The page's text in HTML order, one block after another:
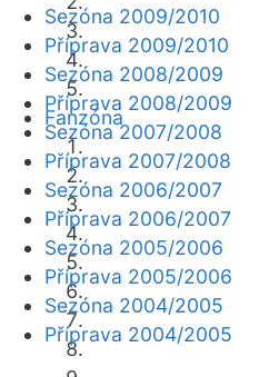
Fanzóna
Sezóna 2009/2010
Příprava 2009/2010
Sezóna 2008/2009
Příprava 2008/2009
Sezóna 2007/2008
Příprava 2007/2008
Sezóna 2006/2007
Příprava 2006/2007
Sezóna 2005/2006
Příprava 2005/2006
Sezóna 2004/2005
Příprava 2004/2005